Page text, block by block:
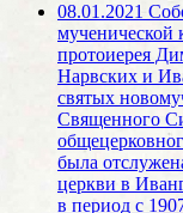
08.01.2021
мученической
протоиерея
Нарвских и
святых
Священного
была
церкви в
в период с